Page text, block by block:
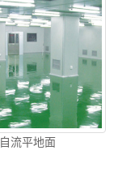
自流平地面